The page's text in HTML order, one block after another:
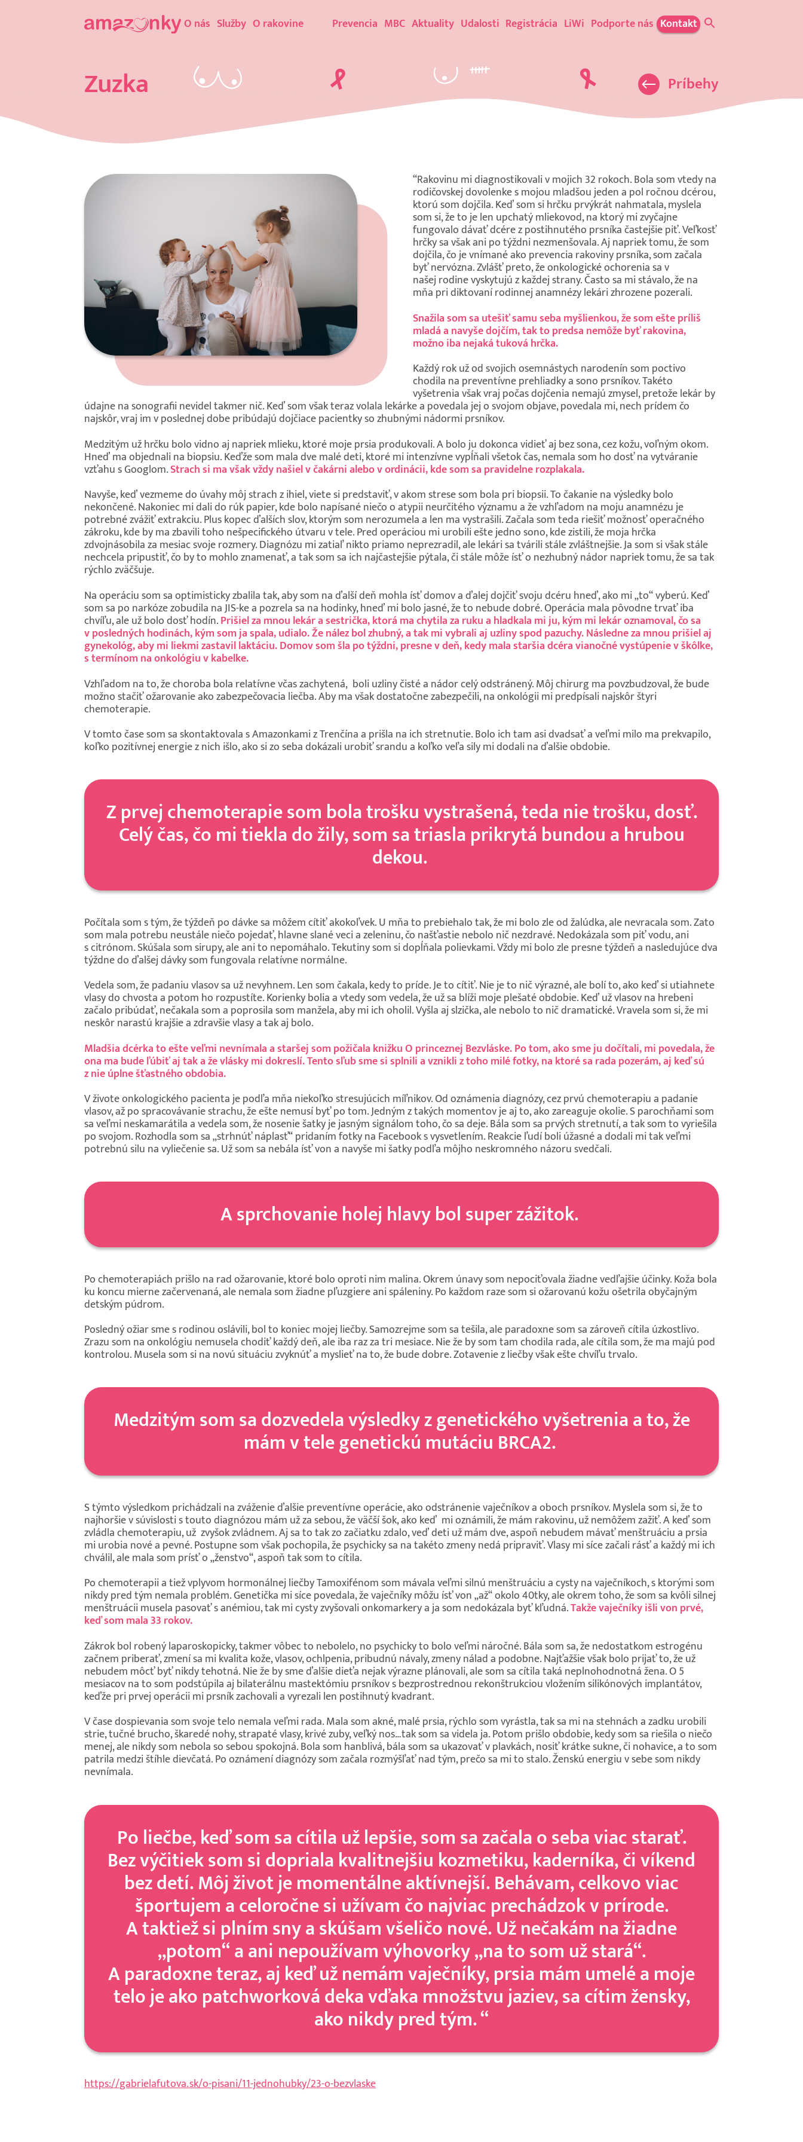
O nás Služby O rakovine Prevencia MBC Aktuality Udalosti Registrácia LiWi Podporte nás Kontakt
Zuzka Príbehy
“Rakovinu mi diagnostikovali v mojich 32 rokoch. Bola som vtedy na
rodičovskej dovolenke s mojou mladšou jeden a pol ročnou dcérou,
ktorú som dojčila. Keď som si hrčku prvýkrát nahmatala, myslela
som si, že to je len upchatý mliekovod, na ktorý mi zvyčajne
fungovalo dávať dcére z postihnutého prsníka častejšie piť. Veľkosť
hrčky sa však ani po týždni nezmenšovala. Aj napriek tomu, že som
dojčila, čo je vnímané ako prevencia rakoviny prsníka, som začala
byť nervózna. Zvlášť preto, že onkologické ochorenia sa v
našej rodine vyskytujú z každej strany. Často sa mi stávalo, že na
mňa pri diktovaní rodinnej anamnézy lekári zhrozene pozerali.
Snažila som sa utešiť samu seba myšlienkou, že som ešte príliš
mladá a navyše dojčím, tak to predsa nemôže byť rakovina,
možno iba nejaká tuková hrčka.
Každý rok už od svojich osemnástych narodenín som poctivo
chodila na preventívne prehliadky a sono prsníkov. Takéto
vyšetrenia však vraj počas dojčenia nemajú zmysel, pretože lekár by
údajne na sonografii nevidel takmer nič. Keď som však teraz volala lekárke a povedala jej o svojom objave, povedala mi, nech prídem čo
najskôr, vraj im v poslednej dobe pribúdajú dojčiace pacientky so zhubnými nádormi prsníkov.
Medzitým už hrčku bolo vidno aj napriek mlieku, ktoré moje prsia produkovali. A bolo ju dokonca vidieť aj bez sona, cez kožu, voľným okom.
Hneď ma objednali na biopsiu. Keďže som mala dve malé deti, ktoré mi intenzívne vypĺňali všetok čas, nemala som ho dosť na vytváranie
vzťahu s Googlom.Strach si ma však vždy našiel v čakárni alebo v ordinácii, kde som sa pravidelne rozplakala.
Navyše, keď vezmeme do úvahy môj strach z ihiel, viete si predstaviť, v akom strese som bola pri biopsii. To čakanie na výsledky bolo
nekončené. Nakoniec mi dali do rúk papier, kde bolo napísané niečo o atypii neurčitého významu a že vzhľadom na moju anamnézu je
potrebné zvážiť extrakciu. Plus kopec ďalších slov, ktorým som nerozumela a len ma vystrašili. Začala som teda riešiť možnosť operačného
zákroku, kde by ma zbavili toho nešpecifického útvaru v tele. Pred operáciou mi urobili ešte jedno sono, kde zistili, že moja hrčka
zdvojnásobila za mesiac svoje rozmery. Diagnózu mi zatiaľ nikto priamo neprezradil, ale lekári sa tvárili stále zvláštnejšie. Ja som si však stále
nechcela pripustiť, čo by to mohlo znamenať, a tak som sa ich najčastejšie pýtala, či stále môže ísť o nezhubný nádor napriek tomu, že sa tak
rýchlo zväčšuje.
Na operáciu som sa optimisticky zbalila tak, aby som na ďalší deň mohla ísť domov a ďalej dojčiť svoju dcéru hneď, ako mi „to“ vyberú. Keď
som sa po narkóze zobudila na JIS-ke a pozrela sa na hodinky, hneď mi bolo jasné, že to nebude dobré. Operácia mala pôvodne trvať iba
chvíľu, ale už bolo dosť hodín.Prišiel za mnou lekár a sestrička, ktorá ma chytila za ruku a hladkala mi ju, kým mi lekár oznamoval, čo sa
v posledných hodinách, kým som ja spala, udialo. Že nález bol zhubný, a tak mi vybrali aj uzliny spod pazuchy. Následne za mnou prišiel aj
gynekológ, aby mi liekmi zastavil laktáciu. Domov som šla po týždni, presne v deň, kedy mala staršia dcéra vianočné vystúpenie v škôlke,
s termínom na onkológiu v kabelke.
Vzhľadom na to, že choroba bola relatívne včas zachytená, boli uzliny čisté a nádor celý odstránený. Môj chirurg ma povzbudzoval, že bude
možno stačiť ožarovanie ako zabezpečovacia liečba. Aby ma však dostatočne zabezpečili, na onkológii mi predpísali najskôr štyri
chemoterapie.
V tomto čase som sa skontaktovala s Amazonkami z Trenčína a prišla na ich stretnutie. Bolo ich tam asi dvadsať a veľmi milo ma prekvapilo,
koľko pozitívnej energie z nich išlo, ako si zo seba dokázali urobiť srandu a koľko veľa sily mi dodali na ďalšie obdobie.
Z prvej chemoterapie som bola trošku vystrašená, teda nie trošku, dosť.
Celý čas, čo mi tiekla do žily, som sa triasla prikrytá bundou a hrubou
dekou.
Počítala som s tým, že týždeň po dávke sa môžem cítiť akokoľvek. U mňa to prebiehalo tak, že mi bolo zle od žalúdka, ale nevracala som. Zato
som mala potrebu neustále niečo pojedať, hlavne slané veci a zeleninu, čo našťastie nebolo nič nezdravé. Nedokázala som piť vodu, ani
s citrónom. Skúšala som sirupy, ale ani to nepomáhalo. Tekutiny som si dopĺňala polievkami. Vždy mi bolo zle presne týždeň a nasledujúce dva
týždne do ďalšej dávky som fungovala relatívne normálne.
Vedela som, že padaniu vlasov sa už nevyhnem. Len som čakala, kedy to príde. Je to cítiť. Nie je to nič výrazné, ale bolí to, ako keď si utiahnete
vlasy do chvosta a potom ho rozpustíte. Korienky bolia a vtedy som vedela, že už sa blíži moje plešaté obdobie. Keď už vlasov na hrebeni
začalo pribúdať, nečakala som a poprosila som manžela, aby mi ich oholil. Vyšla aj slzička, ale nebolo to nič dramatické. Vravela som si, že mi
neskôr narastú krajšie a zdravšie vlasy a tak aj bolo.
Mladšia dcérka to ešte veľmi nevnímala a staršej som požičala knižku O princeznej Bezvláske. Po tom, ako sme ju dočítali, mi povedala, že
ona ma bude ľúbiť aj tak a že vlásky mi dokreslí. Tento sľub sme si splnili a vznikli z toho milé fotky, na ktoré sa rada pozerám, aj keď sú
z nie úplne šťastného obdobia.
V živote onkologického pacienta je podľa mňa niekoľko stresujúcich míľnikov. Od oznámenia diagnózy, cez prvú chemoterapiu a padanie
vlasov, až po spracovávanie strachu, že ešte nemusí byť po tom. Jedným z takých momentov je aj to, ako zareaguje okolie. S parochňami som
sa veľmi neskamarátila a vedela som, že nosenie šatky je jasným signálom toho, čo sa deje. Bála som sa prvých stretnutí, a tak som to vyriešila
po svojom. Rozhodla som sa „strhnúť náplasť“ pridaním fotky na Facebook s vysvetlením. Reakcie ľudí boli úžasné a dodali mi tak veľmi
potrebnú silu na vyliečenie sa. Už som sa nebála ísť von a navyše mi šatky podľa môjho neskromného názoru svedčali.
A sprchovanie holej hlavy bol super zážitok.
Po chemoterapiách prišlo na rad ožarovanie, ktoré bolo oproti nim malina. Okrem únavy som nepociťovala žiadne vedľajšie účinky. Koža bola
ku koncu mierne začervenaná, ale nemala som žiadne pľuzgiere ani spáleniny. Po každom raze som si ožarovanú kožu ošetrila obyčajným
detským púdrom.
Posledný ožiar sme s rodinou oslávili, bol to koniec mojej liečby. Samozrejme som sa tešila, ale paradoxne som sa zároveň cítila úzkostlivo.
Zrazu som na onkológiu nemusela chodiť každý deň, ale iba raz za tri mesiace. Nie že by som tam chodila rada, ale cítila som, že ma majú pod
kontrolou. Musela som si na novú situáciu zvyknúť a myslieť na to, že bude dobre. Zotavenie z liečby však ešte chvíľu trvalo.
Medzitým som sa dozvedela výsledky z genetického vyšetrenia a to, že
mám v tele genetickú mutáciu BRCA2.
S týmto výsledkom prichádzali na zváženie ďalšie preventívne operácie, ako odstránenie vaječníkov a oboch prsníkov. Myslela som si, že to
najhoršie v súvislosti s touto diagnózou mám už za sebou, že väčší šok, ako keď mi oznámili, že mám rakovinu, už nemôžem zažiť. A keď som
zvládla chemoterapiu, už zvyšok zvládnem. Aj sa to tak zo začiatku zdalo, veď deti už mám dve, aspoň nebudem mávať menštruáciu a prsia
mi urobia nové a pevné. Postupne som však pochopila, že psychicky sa na takéto zmeny nedá pripraviť. Vlasy mi síce začali rásť a každý mi ich
chválil, ale mala som prísť o „ženstvo“, aspoň tak som to cítila.
Po chemoterapii a tiež vplyvom hormonálnej liečby Tamoxifénom som mávala veľmi silnú menštruáciu a cysty na vaječníkoch, s ktorými som
nikdy pred tým nemala problém. Genetička mi síce povedala, že vaječníky môžu ísť von „až“ okolo 40tky, ale okrem toho, že som sa kvôli silnej
menštruácii musela pasovať s anémiou, tak mi cysty zvyšovali onkomarkery a ja som nedokázala byť kľudná.Takže vaječníky išli von prvé,
keď som mala 33 rokov.
Zákrok bol robený laparoskopicky, takmer vôbec to nebolelo, no psychicky to bolo veľmi náročné. Bála som sa, že nedostatkom estrogénu
začnem priberať, zmení sa mi kvalita kože, vlasov, ochlpenia, pribudnú návaly, zmeny nálad a podobne. Najťažšie však bolo prijať to, že už
nebudem môcť byť nikdy tehotná. Nie že by sme ďalšie dieťa nejak výrazne plánovali, ale som sa cítila taká neplnohodnotná žena. O 5
mesiacov na to som podstúpila aj bilaterálnu mastektómiu prsníkov s bezprostrednou rekonštrukciou vložením silikónových implantátov,
keďže pri prvej operácii mi prsník zachovali a vyrezali len postihnutý kvadrant.
V čase dospievania som svoje telo nemala veľmi rada. Mala som akné, malé prsia, rýchlo som vyrástla, tak sa mi na stehnách a zadku urobili
strie, tučné brucho, škaredé nohy, strapaté vlasy, krivé zuby, veľký nos…tak som sa videla ja. Potom prišlo obdobie, kedy som sa riešila o niečo
menej, ale nikdy som nebola so sebou spokojná. Bola som hanblivá, bála som sa ukazovať v plavkách, nosiť krátke sukne, či nohavice, a to som
patrila medzi štíhle dievčatá. Po oznámení diagnózy som začala rozmýšľať nad tým, prečo sa mi to stalo. Ženskú energiu v sebe som nikdy
nevnímala.
Po liečbe, keď som sa cítila už lepšie, som sa začala o seba viac starať.
Bez výčitiek som si dopriala kvalitnejšiu kozmetiku, kaderníka, či víkend
bez detí. Môj život je momentálne aktívnejší. Behávam, celkovo viac
športujem a celoročne si užívam čo najviac prechádzok v prírode.
A taktiež si plním sny a skúšam všeličo nové. Už nečakám na žiadne
„potom“ a ani nepoužívam výhovorky „na to som už stará“.
A paradoxne teraz, aj keď už nemám vaječníky, prsia mám umelé a moje
telo je ako patchworková deka vďaka množstvu jaziev, sa cítim žensky,
ako nikdy pred tým. “
https://gabrielafutova.sk/o-pisani/11-jednohubky/23-o-bezvlaske